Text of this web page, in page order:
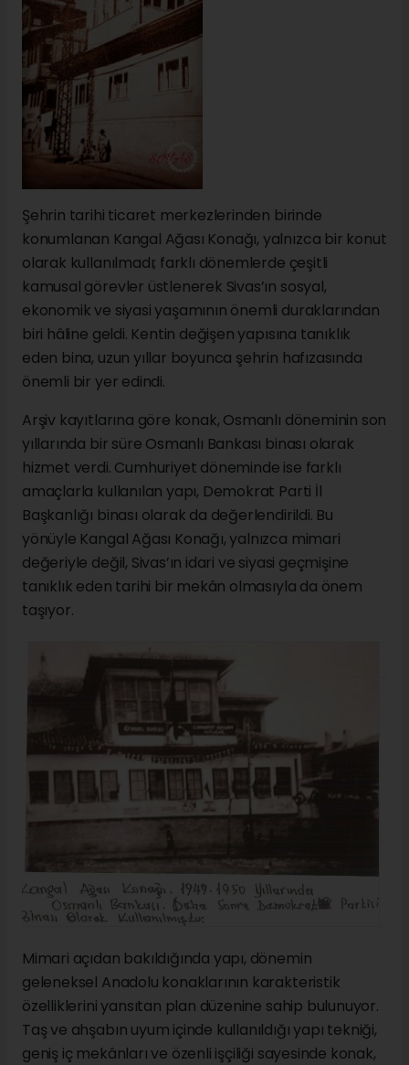
Şehrin tarihi ticaret merkezlerinden birinde
konumlanan Kangal Ağası Konağı, yalnızca bir konut
olarak kullanılmadı; farklı dönemlerde çeşitli
kamusal görevler üstlenerek Sivas’ın sosyal,
ekonomik ve siyasi yaşamının önemli duraklarından
biri hâline geldi. Kentin değişen yapısına tanıklık
eden bina, uzun yıllar boyunca şehrin hafızasında
önemli bir yer edindi.
Arşiv kayıtlarına göre konak, Osmanlı döneminin son
yıllarında bir süre Osmanlı Bankası binası olarak
hizmet verdi. Cumhuriyet döneminde ise farklı
amaçlarla kullanılan yapı, Demokrat Parti İl
Başkanlığı binası olarak da değerlendirildi. Bu
yönüyle Kangal Ağası Konağı, yalnızca mimari
değeriyle değil, Sivas’ın idari ve siyasi geçmişine
tanıklık eden tarihi bir mekân olmasıyla da önem
taşıyor.
Mimari açıdan bakıldığında yapı, dönemin
geleneksel Anadolu konaklarının karakteristik
özelliklerini yansıtan plan düzenine sahip bulunuyor.
Taş ve ahşabın uyum içinde kullanıldığı yapı tekniği,
geniş iç mekânları ve özenli işçiliği sayesinde konak,